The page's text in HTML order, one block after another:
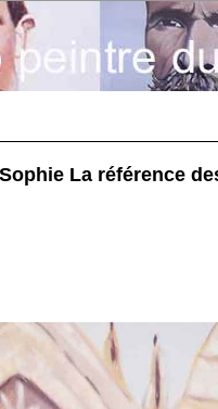
La référence